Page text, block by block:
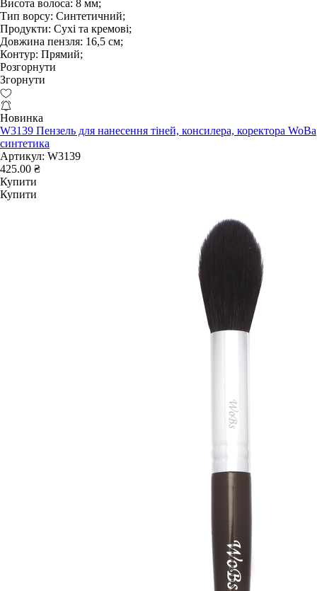
Висота волоса: 8 мм;
Тип ворсу: Синтетичний;
Продукти: Сухі та кремові;
Довжина пензля: 16,5 см;
Контур: Прямий;
Розгорнути
Згорнути
Новинка
W3139 Пензель для нанесення тіней, консилера, коректора WoBa
синтетика
Артикул: W3139
425.00 ₴
Купити
Купити